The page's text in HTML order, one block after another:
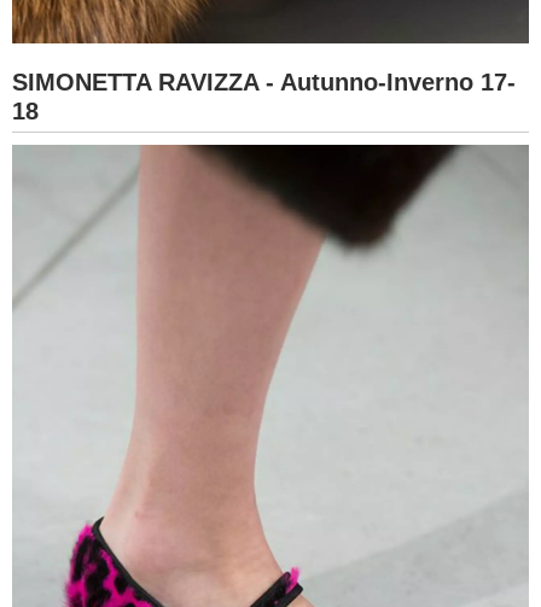
SIMONETTA RAVIZZA - Autunno-Inverno 17-
18